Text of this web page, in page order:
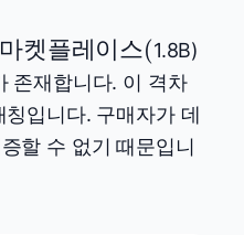
켓플레이스(1.8B)
존재합니다. 이 격차
입니다. 구매자가 데
할 수 없기 때문입니